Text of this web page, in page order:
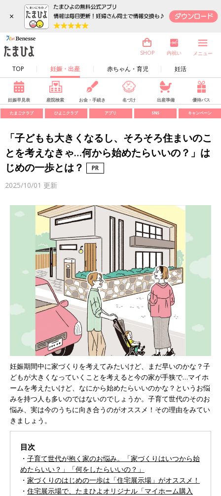
×
TOP 妊娠・出産 赤ちゃん・育児 妊活
SHOP 内祝い メニュー
妊娠早見表 産院検索 お金・手続き 名づけ 出産準備 優待パス
たまごクラブ ひよこクラブ アプリ SNS キャンペーン
「子どもも大きくなるし、そろそろ住まいのこ
とを考えなきゃ…何から始めたらいいの？」は
じめの一歩とは？
2025/10/01 更新
妊娠期間中に家づくりを考えてみたいけど、まだ早いのかな？子
どもが大きくなっていくことを考えると今の家が手狭で…マイホ
ームを考えたいけど、なにから始めたらいいのかな？というお悩
みを持つ人も多いのではないのでしょうか。子育て世代のそのお
悩み、実は今のうちに向き合うのがオススメ！その理由をみてい
きましょう。
目次
・ 子育て世代が抱く家のお悩み。「家づくりはいつから始
めたらいい？」「何をしたらいいの？」
・ 家づくりのはじめの一歩は「住宅展示場」がオススメ！
・ 住宅展示場で、たまひよオリジナル「マイホーム購入